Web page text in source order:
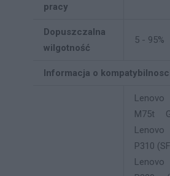
pracy
Dopuszczalna
wilgotność
5 - 95%
Informacja o
M75t
P310